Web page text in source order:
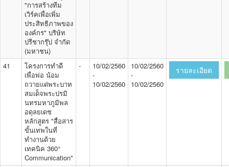
"การสร้างทีม
เวิร์คเพื่อเพิ่ม
ประสิทธิภาพของ
องค์กร" บริษัท
ปรีชากรุ๊ป จำกัด
(มหาชน)
41
โครงการทำดี
เพื่อพ่อ น้อม
ถวายแด่พระบาท
สมเด็จพระปรมิ
นทรมหาภูมิพล
อดุลยเดช
หลักสูตร "สื่อสาร
ขั้นเทพในที่
ทำงานด้วย
เทคนิค 360°
Communication"
-
10/02/2560
-
10/02/2560
10/02/2560
-
10/02/2560
รายละเอียด